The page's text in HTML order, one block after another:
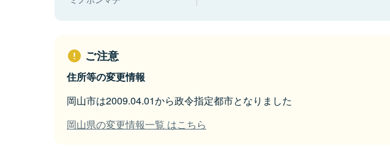
ご注意
住所等の変更情報
岡山市は2009.04.01から政令指定都市となりました
岡山県の変更情報一覧 はこちら